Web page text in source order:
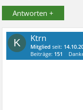
Antworten +
K Ktrn
Mitglied seit:
Beiträge: 151